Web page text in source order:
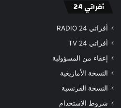
أفراتي 24
أفراتي 24 RADIO
أفراتي 24 TV
إعفاء من المسؤولية
النسخة الأمازيغية
النسخة الفرنسية
شروط الاستخدام